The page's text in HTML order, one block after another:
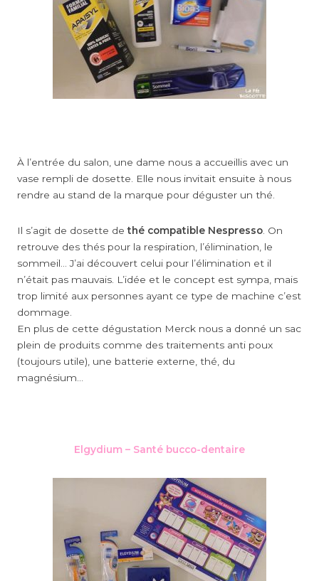
À l’entrée du salon, une dame nous a accueillis avec un
vase rempli de dosette. Elle nous invitait ensuite à nous
rendre au stand de la marque pour déguster un thé.
Il s’agit de dosette de thé compatible Nespresso. On
retrouve des thés pour la respiration, l’élimination, le
sommeil… J’ai découvert celui pour l’élimination et il
n’était pas mauvais. L’idée et le concept est sympa, mais
trop limité aux personnes ayant ce type de machine c’est
dommage.
En plus de cette dégustation Merck nous a donné un sac
plein de produits comme des traitements anti poux
(toujours utile), une batterie externe, thé, du
magnésium…
Elgydium – Santé bucco-dentaire